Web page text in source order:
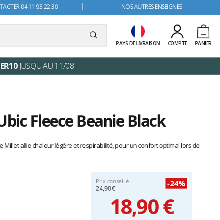
04 11 93 22 30 NOS AUTRES ENSEIGNES
PAYS DE LIVRAISON COMPTE PANIER
JUSQU'AU 11/08
Fleece Beanie Black
Millet allie chaleur légère et respirabilité, pour un confort optimal lors de
Prix conseillé
24,90 €
-24%
18,90 €